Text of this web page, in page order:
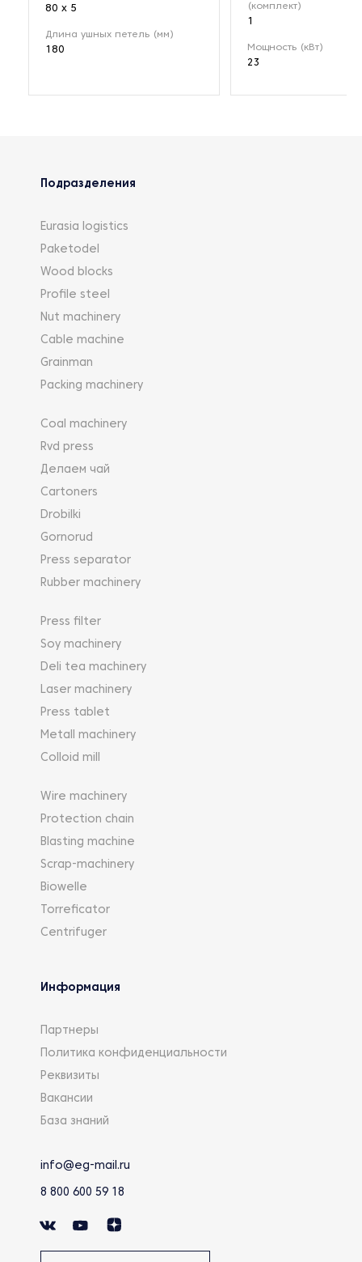
80 x 5
Длина ушных петель (мм)
180
(комплект)
1
Мощность (кВт)
23
Подразделения
Eurasia logistics
Paketodel
Wood blocks
Profile steel
Nut machinery
Cable machine
Grainman
Packing machinery
Coal machinery
Rvd press
Делаем чай
Cartoners
Drobilki
Gornorud
Press separator
Rubber machinery
Press filter
Soy machinery
Deli tea machinery
Laser machinery
Press tablet
Metall machinery
Colloid mill
Wire machinery
Protection chain
Blasting machine
Scrap-machinery
Biowelle
Torreficator
Centrifuger
Информация
Партнеры
Политика конфиденциальности
Реквизиты
Вакансии
База знаний
info@eg-mail.ru
8 800 600 59 18